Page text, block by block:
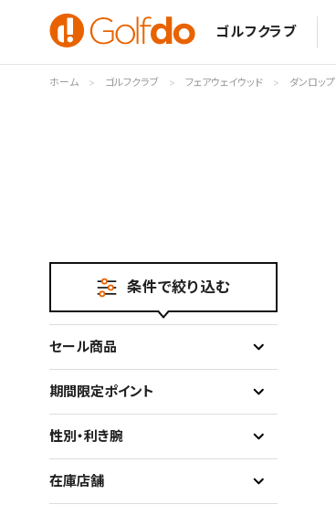
ゴルフクラブ
ホーム ゴルフクラブ フェアウェイウッド ダンロップ
条件で絞り込む
セール商品
期間限定ポイント
性別・利き腕
在庫店舗